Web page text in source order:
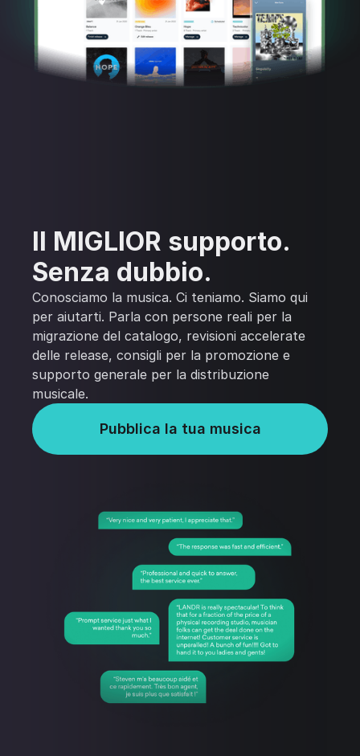
Il MIGLIOR supporto.
Senza dubbio.
Conosciamo la musica. Ci teniamo. Siamo qui
per aiutarti. Parla con persone reali per la
migrazione del catalogo, revisioni accelerate
delle release, consigli per la promozione e
supporto generale per la distribuzione
musicale.
Pubblica la tua musica